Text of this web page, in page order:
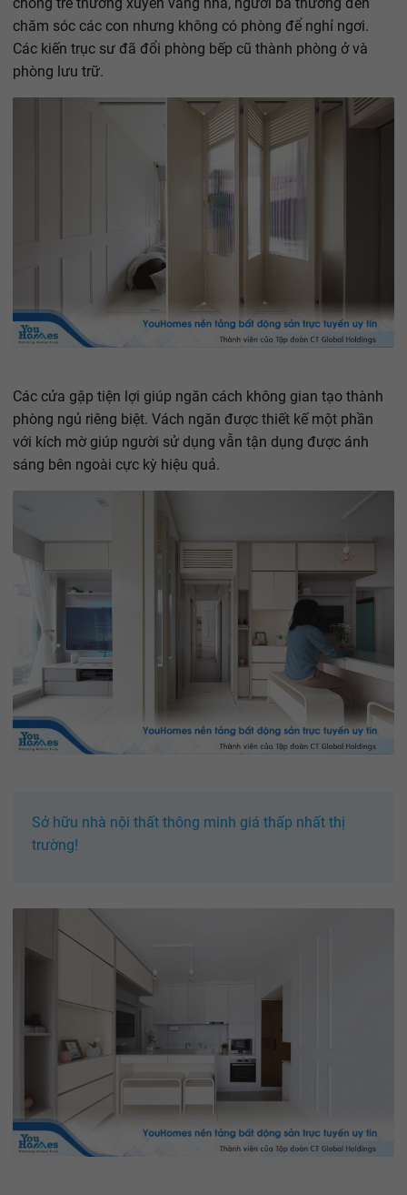
chồng trẻ thường xuyên vắng nhà, người bà thường đến
chăm sóc các con nhưng không có phòng để nghỉ ngơi.
Các kiến trục sư đã đổi phòng bếp cũ thành phòng ở và
phòng lưu trữ.
Các cửa gập tiện lợi giúp ngăn cách không gian tạo thành
phòng ngủ riêng biệt. Vách ngăn được thiết kế một phần
với kích mờ giúp người sử dụng vẫn tận dụng được ánh
sáng bên ngoài cực kỳ hiệu quả.
Sở hữu nhà nội thất thông minh giá thấp nhất thị
trường!